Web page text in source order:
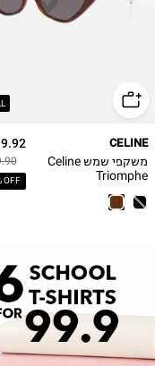
₪
₪
OFF
CELINE
משקפי שמש Celine
Triomphe